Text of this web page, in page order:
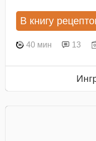
В книгу
40 мин 13